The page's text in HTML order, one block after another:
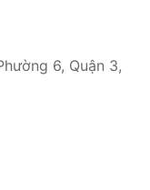
6, Quận 3,